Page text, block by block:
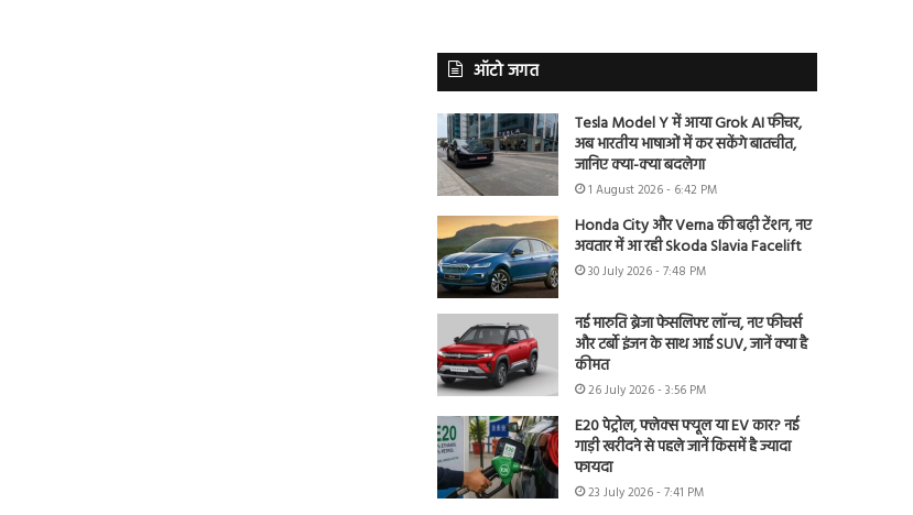
ऑटो जगत
Tesla Model Y में आया Grok AI फीचर,
अब भारतीय भाषाओं में कर सकेंगे बातचीत,
जानिए क्या-क्या बदलेगा
1 August 2026 - 6:42 PM
Honda City और Verna की बढ़ी टेंशन, नए
अवतार में आ रही Skoda Slavia Facelift
30 July 2026 - 7:48 PM
नई मारुति ब्रेजा फेसलिफ्ट लॉन्च, नए फीचर्स
और टर्बो इंजन के साथ आई SUV, जानें क्या है
कीमत
26 July 2026 - 3:56 PM
E20 पेट्रोल, फ्लेक्स फ्यूल या EV कार? नई
गाड़ी खरीदने से पहले जानें किसमें है ज्यादा
फायदा
23 July 2026 - 7:41 PM